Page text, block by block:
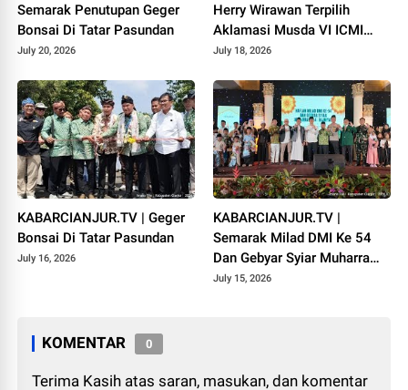
Semarak Penutupan Geger
Bonsai Di Tatar Pasundan
July 20, 2026
Herry Wirawan Terpilih
Aklamasi Musda VI ICMI
Orda Cianjur
July 18, 2026
KABARCIANJUR.TV | Geger
Bonsai Di Tatar Pasundan
July 16, 2026
KABARCIANJUR.TV |
Semarak Milad DMI Ke 54
Dan Gebyar Syiar Muharram
1448 H
July 15, 2026
KOMENTAR 0
Terima Kasih atas saran, masukan, dan komentar